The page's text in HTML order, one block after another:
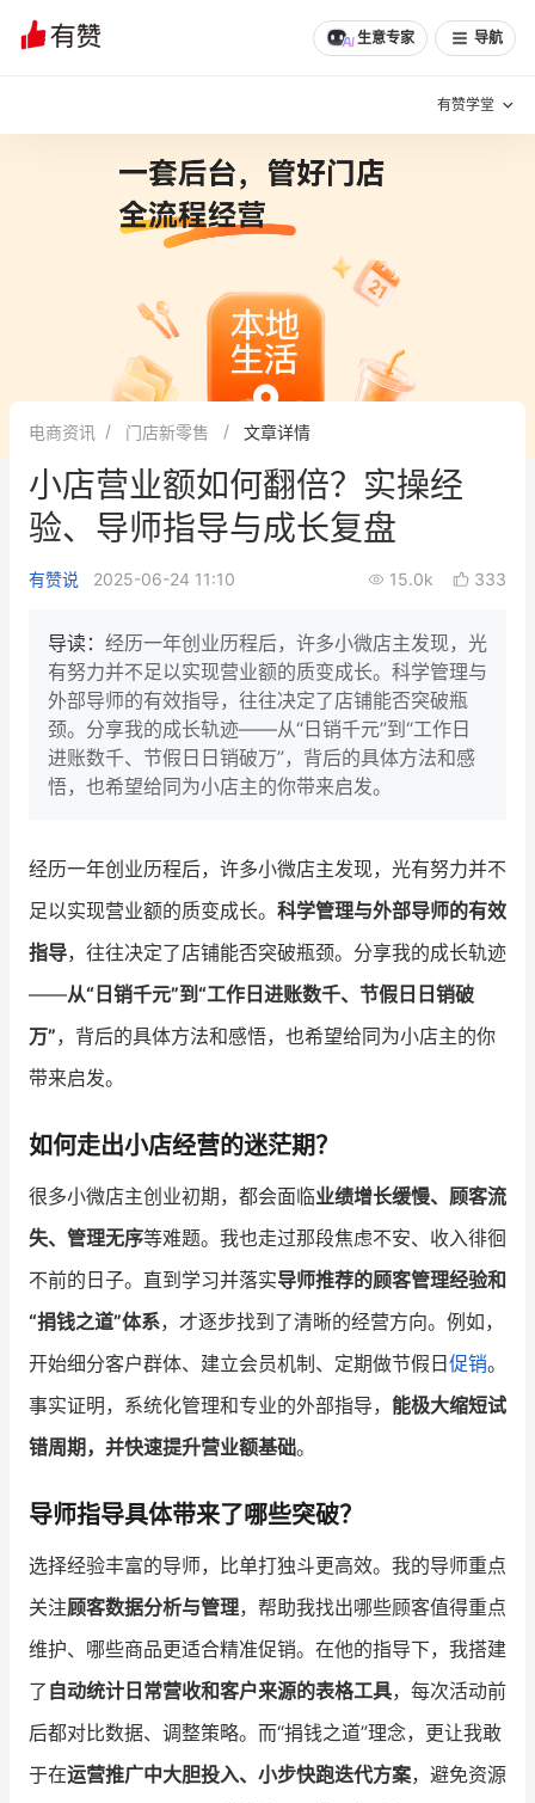
生意专家 导航
有赞学堂
增长方法
有赞专家说
新零售最佳实践
面对面聊增长
新零售大会 新零售茶会
增长产品指南
智库 产品场景库
产品更新动态 帮助中心
行业报告
新零售资讯
培训课程
商家社区 社群交流
合作共进
认证服务商 设计服务商
有赞云 数据通服务
文章 问诊 分享
电商资讯 门店新零售 文章详情
小店营业额如何翻倍？实操经
验、导师指导与成长复盘
有赞说 2025-06-24 11:10 15.0k 333
导读： 经历一年创业历程后，许多小微店主发现，光
有努力并不足以实现营业额的质变成长。科学管理与
外部导师的有效指导，往往决定了店铺能否突破瓶
颈。分享我的成长轨迹——从“日销千元”到“工作日
进账数千、节假日日销破万”，背后的具体方法和感
悟，也希望给同为小店主的你带来启发。
经历一年创业历程后，许多小微店主发现，光有努力并不
足以实现营业额的质变成长。 科学管理与外部导师的有效
指导，往往决定了店铺能否突破瓶颈。分享我的成长轨迹
——从“日销千元”到“工作日进账数千、节假日日销破
万”，背后的具体方法和感悟，也希望给同为小店主的你
带来启发。
如何走出小店经营的迷茫期？
很多小微店主创业初期，都会面临业绩增长缓慢、顾客流
失、管理无序等难题。我也走过那段焦虑不安、收入徘徊
不前的日子。直到学习并落实导师推荐的顾客管理经验和
“捐钱之道”体系，才逐步找到了清晰的经营方向。例如，
开始细分客户群体、建立会员机制、定期做节假日 促销。
事实证明，系统化管理和专业的外部指导， 能极大缩短试
错周期，并快速提升营业额基础。
导师指导具体带来了哪些突破？
选择经验丰富的导师，比单打独斗更高效。我的导师重点
关注顾客数据分析与管理，帮助我找出哪些顾客值得重点
维护、哪些商品更适合精准促销。在他的指导下，我搭建
了 自动统计日常营收和客户来源的表格工具，每次活动前
后都对比数据、调整策略。而“捐钱之道”理念，更让我敢
于在运营推广中大胆投入、小步快跑迭代方案，避免资源